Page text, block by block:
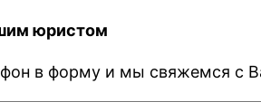
юристом
в форму и мы свяжемся с